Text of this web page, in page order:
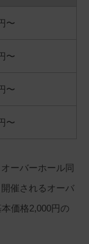
〜
〜
〜
〜
ーバーホール同
催されるオーバ
価格2,000円の